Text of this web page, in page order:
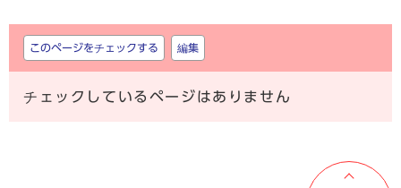
しおり
このページをチェックする 編集
チェックしているページはありません